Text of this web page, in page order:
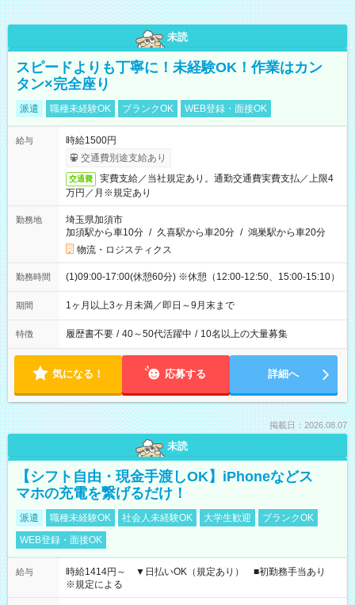
未読
スピードよりも丁寧に！未経験OK！作業はカン
タン×完全座り
派遣 職種未経験OK ブランクOK WEB登録・面接OK
給与
時給1500円
交通費別途支給あり
交通費
実費支給／当社規定あり。通勤交通費実費支払／上限4
万円／月※規定あり
勤務地
埼玉県加須市
加須駅から車10分 / 久喜駅から車20分 / 鴻巣駅から車20分
物流・ロジスティクス
勤務時間 (1)09:00-17:00(休憩60分) ※休憩（12:00-12:50、15:00-15:10）
期間 1ヶ月以上3ヶ月未満／即日～9月末まで
特徴 履歴書不要 / 40～50代活躍中 / 10名以上の大量募集
気になる！ 応募する 詳細へ
掲載日：2026.08.07
未読
【シフト自由・現金手渡しOK】iPhoneなどス
マホの充電を繋げるだけ！
派遣 職種未経験OK 社会人未経験OK 大学生歓迎
ブランクOK
WEB登録・面接OK
給与
時給1414円～ ▼日払いOK（規定あり） ■初勤務手当あり
※規定による